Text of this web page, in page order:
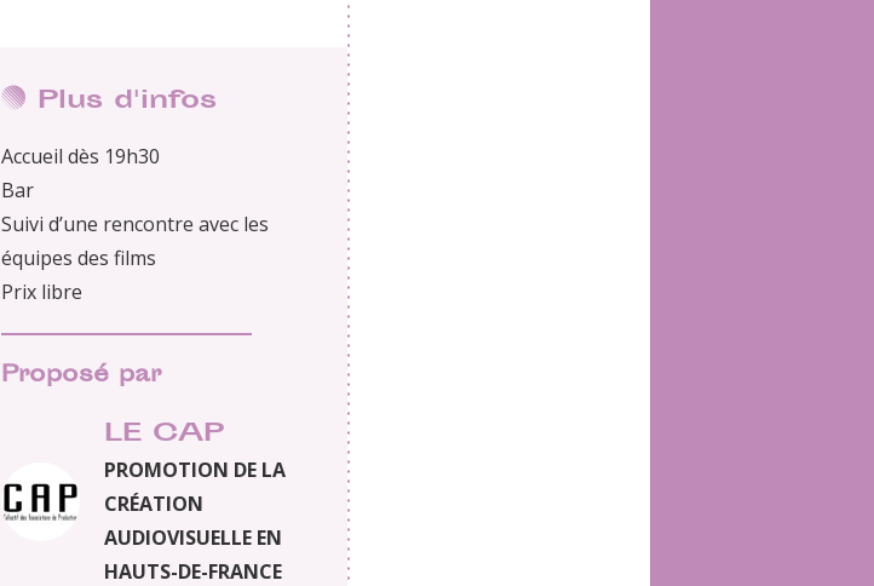
Plus d'infos
Accueil dès 19h30
Bar
Suivi d’une rencontre avec les
équipes des films
Prix libre
Proposé par
LE CAP
PROMOTION DE LA
CRÉATION
AUDIOVISUELLE EN
HAUTS-DE-FRANCE